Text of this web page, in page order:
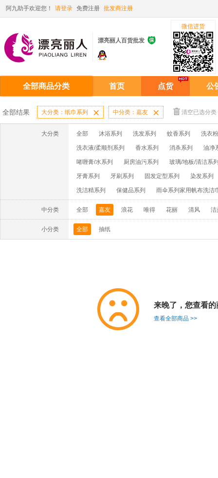
阿九助手欢迎您！ 请登录 免费注册 批发商注册
漂亮丽人百货批发 
微信进货
全部商品分类 首页 点货 公
全部结果 大分类：纸巾系列  中分类：嘉友  清空已选分类
大分类 全部 沐浴系列 洗发系列 蚊香系列 洗衣
洗衣液/柔顺剂系列 香水系列 消杀系列 油净
啫喱膏/水系列 厨房油污系列 玻璃/地板/清洁系
牙膏系列 牙刷系列 固发定型系列 染发系列
洗洁精系列 保健品系列 雨伞系列家用帆布洗洁
中分类 全部 嘉友 浪花 唯得 花丽 清风 洁
小分类 全部 抽纸
来晚了，您查看
查看全部商品 >>